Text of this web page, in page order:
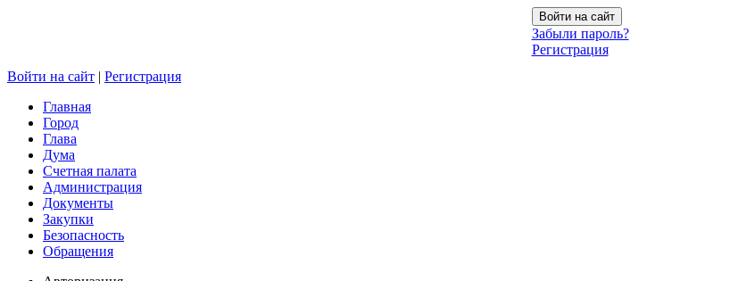
Забыли пароль?
Регистрация
Войти на сайт | Регистрация
Главная
Город
Глава
Дума
Счетная палата
Администрация
Документы
Закупки
Безопасность
Обращения